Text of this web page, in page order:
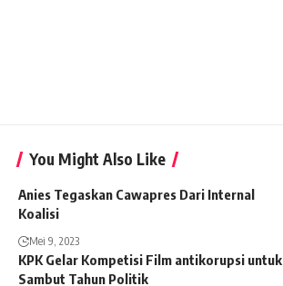
You Might Also Like
Anies Tegaskan Cawapres Dari Internal
Koalisi
Mei 9, 2023
KPK Gelar Kompetisi Film antikorupsi untuk
Sambut Tahun Politik